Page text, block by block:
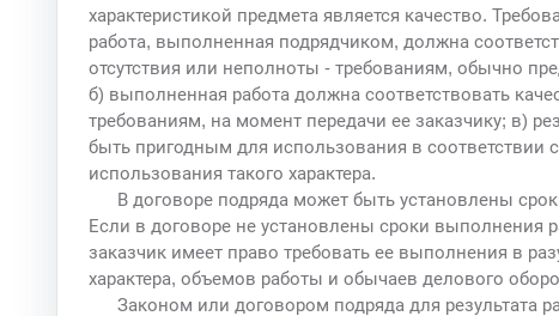
характеристикой предмета является качество.
работа, выполненная подрядчиком, должна
отсутствия или неполноты - требованиям, обычно
б) выполненная работа должна соответствовать
требованиям, на момент передачи ее заказчику; в)
быть пригодным для использования в соответствии
использования такого характера.
В договоре подряда может быть установлены
Если в договоре не установлены сроки выполнения
заказчик имеет право требовать ее выполнения в
характера, объемов работы и обычаев делового
Законом или договором подряда для результата